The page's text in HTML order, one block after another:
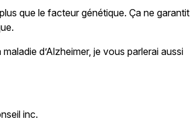
que le facteur génétique. Ça ne garantit
d’Alzheimer, je vous parlerai aussi
inc.